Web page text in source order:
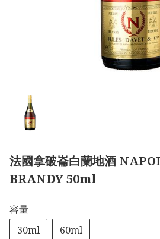
法國拿破崙白蘭地酒
BRANDY 50ml
容量
30ml
60ml